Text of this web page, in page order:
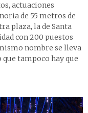
actuaciones
de 55 metros de
plaza, la de Santa
con 200 puestos
nombre se lleva
que tampoco hay que